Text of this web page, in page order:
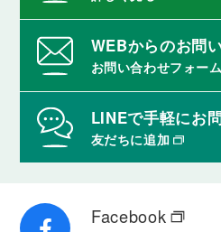
「雨が降らない限り、出かけ
らないと、間に合いません」
限り」「もし～しなければ」
を言えるようになります。
Lesson 42
in case, or, otherwise
るようになります。
WEBからのお問
お問い合わせフォーム
LINEで手軽にお
友だちに追加
Facebook